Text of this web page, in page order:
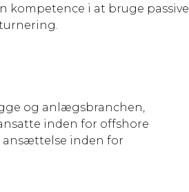
kompetence i at bruge passive
og anlægsbranchen,
inden for offshore
ansættelse inden for